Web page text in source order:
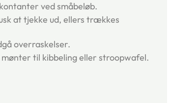
ved småbeløb.
at tjekke ud, ellers trækkes
overraskelser.
til kibbeling eller stroopwafel.